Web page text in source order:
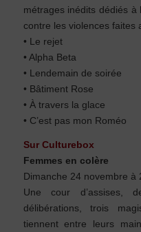
métrages inédits dédiés
contre les violences faites
• Le rejet
• Alpha Beta
• Lendemain de soirée
• Bâtiment Rose
• À travers la glace
• C’est pas mon Roméo
Sur Culturebox
Femmes en colère
Dimanche 24 novembre à
Une cour d’assises,
délibérations, trois
tiennent entre leurs